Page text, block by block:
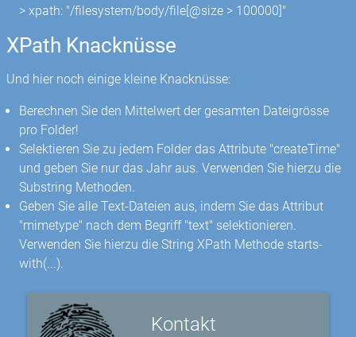
> xpath: "/filesystem/body/file[@size > 100000]"
XPath Knacknüsse
Und hier noch einige kleine Knacknüsse:
Berechnen Sie den Mittelwert der gesamten Dateigrösse
pro Folder!
Selektieren Sie zu jedem Folder das Attribute "createTime"
und geben Sie nur das Jahr aus. Verwenden Sie hierzu die
Substring Methoden.
Geben Sie alle Text-Dateien aus, indem Sie das Attribut
"mimetype" nach dem Begriff "text" selektionieren.
Verwenden Sie hierzu die String XPath Methode starts-
with(...).
Kontakt